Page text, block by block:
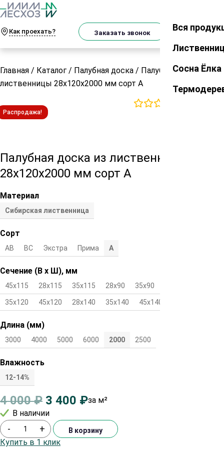
Как проехать? Заказать звонок Закрыть
Вся
Сосна Ёлка
Главная / Каталог / Палубная доска / Палубная доска из
лиственницы 28х120х2000 мм сорт А
Распродажа!
Палубная доска из лиственницы
28х120х2000 мм сорт А
Материал
Сибирская лиственница
Сорт
АВ ВС Экстра Прима А
Сечение (В х Ш), мм
45х115 28х115 35х115 28х90 35х90
35х120 45х120 28х140 35х140 45х140
Длина (мм)
3000 4000 5000 6000 2000 2500
Влажность
12-14%
4 000₽ 3 400 ₽за м²
В наличии
- + В корзину
Купить в 1 клик